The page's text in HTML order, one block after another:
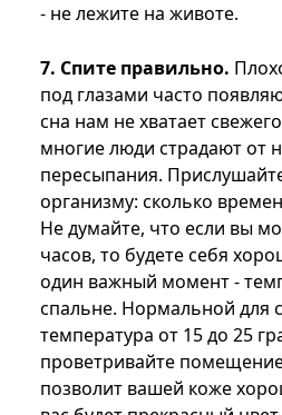
- не лежите на животе.
7. Спите правильно.
под глазами часто
сна нам не хватает
многие люди страдают от
пересыпания.
организму: сколько
Не думайте, что если вы
часов, то будете себя
один важный момент -
спальне. Нормальной для
температура от 15 до 25
проветривайте
позволит вашей коже